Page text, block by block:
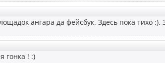
ангара да фейсбук. Здесь пока тихо :).
гонка ! :)